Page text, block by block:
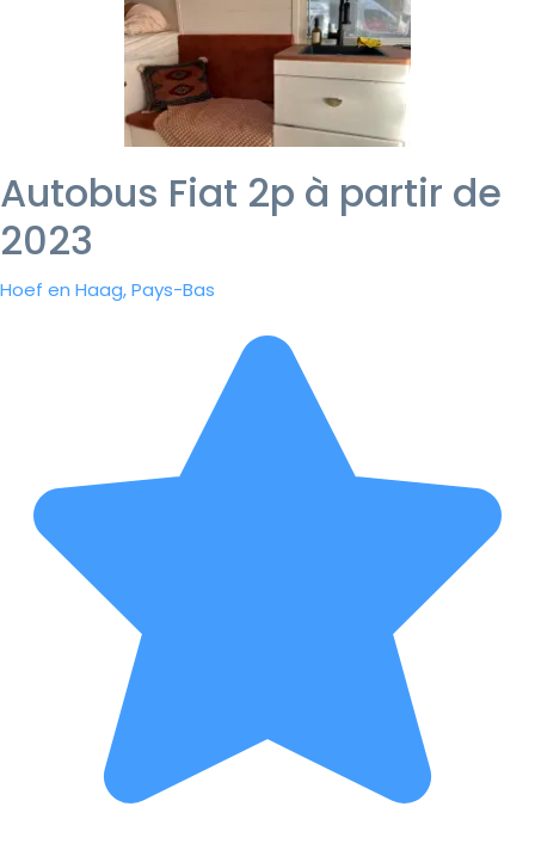
Autobus Fiat 2p à partir de
2023
Hoef en Haag, Pays-Bas